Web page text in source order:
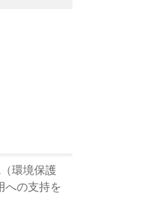
環境保護
への支持を